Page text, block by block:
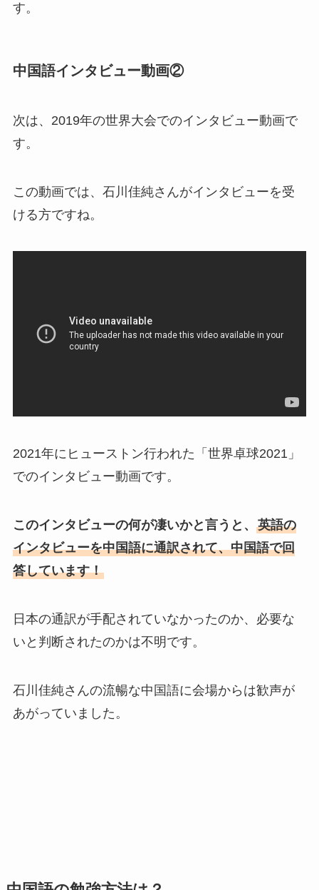
す。
中国語インタビュー動画②
次は、2019年の世界大会でのインタビュー動画で
す。
この動画では、石川佳純さんがインタビューを受
ける方ですね。
2021年にヒューストン行われた「世界卓球2021」
でのインタビュー動画です。
このインタビューの何が凄いかと言うと、 英語の
インタビューを中国語に通訳されて、中国語で回
答しています！
日本の通訳が手配されていなかったのか、必要な
いと判断されたのかは不明です。
石川佳純さんの流暢な中国語に会場からは歓声が
あがっていました。